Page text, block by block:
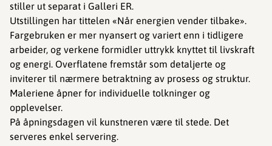
stiller ut separat i Galleri ER.
Utstillingen har tittelen «Når energien vender tilbake».
Fargebruken er mer nyansert og variert enn i tidligere
arbeider, og verkene formidler uttrykk knyttet til livskraft
og energi. Overflatene fremstår som detaljerte og
inviterer til nærmere betraktning av prosess og struktur.
Maleriene åpner for individuelle tolkninger og
opplevelser.
På åpningsdagen vil kunstneren være til stede. Det
serveres enkel servering.